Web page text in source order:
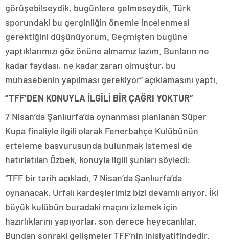
görüşebilseydik, bugünlere gelmeseydik. Türk
sporundaki bu gerginliğin önemle incelenmesi
gerektiğini düşünüyorum. Geçmişten bugüne
yaptıklarımızı göz önüne almamız lazım. Bunların ne
kadar faydası, ne kadar zararı olmuştur, bu
muhasebenin yapılması gerekiyor” açıklamasını yaptı.
“TFF’DEN KONUYLA İLGİLİ BİR ÇAĞRI YOKTUR”
7 Nisan’da Şanlıurfa’da oynanması planlanan Süper
Kupa finaliyle ilgili olarak Fenerbahçe Kulübünün
erteleme başvurusunda bulunmak istemesi de
hatırlatılan Özbek, konuyla ilgili şunları söyledi:
“TFF bir tarih açıkladı. 7 Nisan’da Şanlıurfa’da
oynanacak. Urfalı kardeşlerimiz bizi devamlı arıyor. İki
büyük kulübün buradaki maçını izlemek için
hazırlıklarını yapıyorlar, son derece heyecanlılar.
Bundan sonraki gelişmeler TFF’nin inisiyatifindedir.